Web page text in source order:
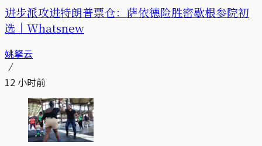
进步派攻进特朗普票仓：萨依德险胜密歇根参院初
选｜Whatsnew
姚拏云
12 小时前